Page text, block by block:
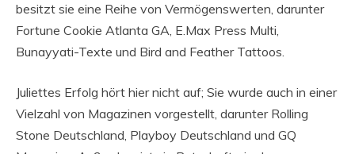
besitzt sie eine Reihe von Vermögenswerten, darunter
Fortune Cookie Atlanta GA, E.Max Press Multi,
Bunayyati-Texte und Bird and Feather Tattoos.
Juliettes Erfolg hört hier nicht auf; Sie wurde auch in einer
Vielzahl von Magazinen vorgestellt, darunter Rolling
Stone Deutschland, Playboy Deutschland und GQ